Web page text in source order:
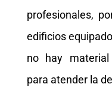
profesionales,
edificios
no hay material
para atender la